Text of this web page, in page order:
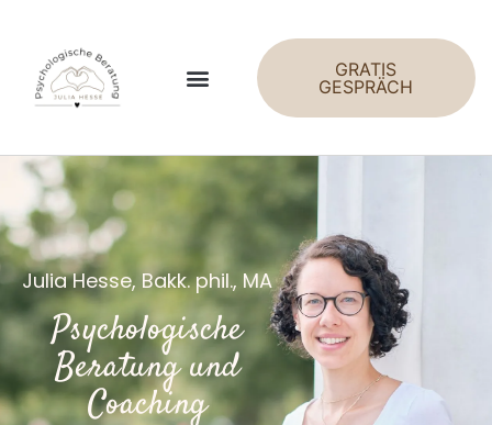
GRATIS
GESPRÄCH
Julia Hesse, Bakk. phil., MA
Psychologische
Beratung und
Coaching